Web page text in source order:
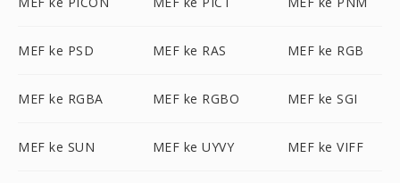
MEF ke PSD MEF ke RAS MEF ke RGB
MEF ke RGBA MEF ke RGBO MEF ke SGI
MEF ke SUN MEF ke UYVY MEF ke VIFF